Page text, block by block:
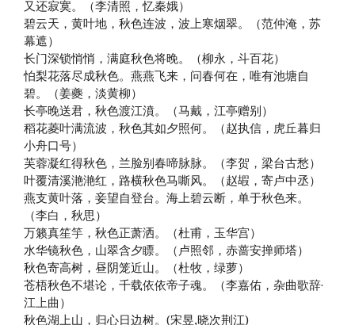
又还寂寞。（李清照，忆秦娥）
碧云天，黄叶地，秋色连波，波上寒烟翠。（范仲淹，苏
幕遮）
长门深锁悄悄，满庭秋色将晚。（柳永，斗百花）
怕梨花落尽成秋色。燕燕飞来，问春何在，唯有池塘自
碧。（姜夔，淡黄柳）
长亭晚送君，秋色渡江濆。（马戴，江亭赠别）
稻花菱叶满流波，秋色其如夕照何。（赵执信，虎丘暮归
小舟口号）
芙蓉凝红得秋色，兰脸别春啼脉脉。（李贺，梁台古愁）
叶覆清溪滟滟红，路横秋色马嘶风。（赵嘏，寄卢中丞）
燕支黄叶落，妾望自登台。海上碧云断，单于秋色来。
（李白，秋思）
万籁真笙竽，秋色正萧洒。（杜甫，玉华宫）
水华镜秋色，山翠含夕瞟。（卢照邻，赤蔷安掸师塔）
秋色寄高树，昼阴笼近山。（杜牧，绿萝）
苍梧秋色不堪论，千载依依帝子魂。（李嘉佑，杂曲歌辞·
江上曲）
秋色湖上山，归心日边树。(宋昱,晓次荆江)